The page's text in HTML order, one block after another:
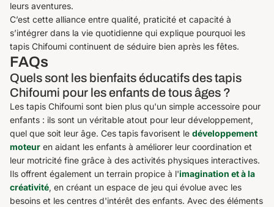
leurs aventures.
C’est cette alliance entre qualité, praticité et capacité à
s’intégrer dans la vie quotidienne qui explique pourquoi les
tapis Chifoumi continuent de séduire bien après les fêtes.
FAQs
Quels sont les bienfaits éducatifs des tapis
Chifoumi pour les enfants de tous âges ?
Les tapis Chifoumi sont bien plus qu'un simple accessoire pour
enfants : ils sont un véritable atout pour leur développement,
quel que soit leur âge. Ces tapis favorisent le développement
moteur en aidant les enfants à améliorer leur coordination et
leur motricité fine grâce à des activités physiques interactives.
Ils offrent également un terrain propice à l'imagination et à la
créativité, en créant un espace de jeu qui évolue avec les
besoins et les centres d'intérêt des enfants. Avec des éléments